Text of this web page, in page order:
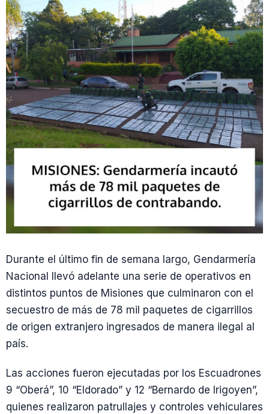
Durante el último fin de semana largo, Gendarmería
Nacional llevó adelante una serie de operativos en
distintos puntos de Misiones que culminaron con el
secuestro de más de 78 mil paquetes de cigarrillos
de origen extranjero ingresados de manera ilegal al
país.
Las acciones fueron ejecutadas por los Escuadrones
9 “Oberá”, 10 “Eldorado” y 12 “Bernardo de Irigoyen”,
quienes realizaron patrullajes y controles vehiculares